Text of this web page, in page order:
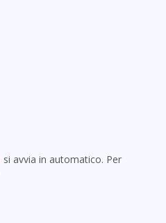
si avvia in automatico. Per